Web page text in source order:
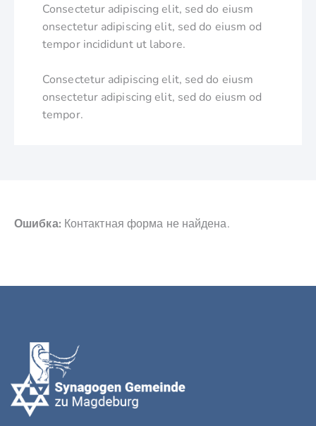
Consectetur adipiscing elit, sed do eiusm
onsectetur adipiscing elit, sed do eiusm od
tempor incididunt ut labore.
Consectetur adipiscing elit, sed do eiusm
onsectetur adipiscing elit, sed do eiusm od
tempor.
Ошибка: Контактная форма не найдена.